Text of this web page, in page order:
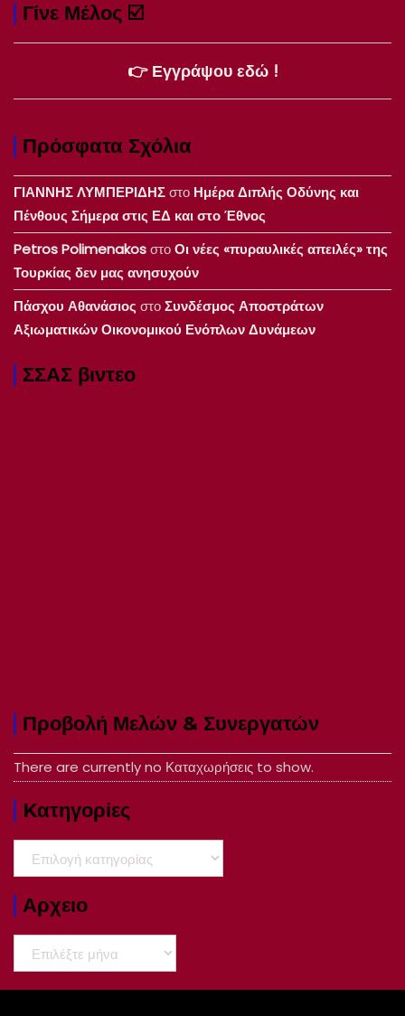
Γίνε Μέλος ☑️
👉 Εγγράψου εδώ !
Πρόσφατα Σχόλια
ΓΙΑΝΝΗΣ ΛΥΜΠΕΡΙΔΗΣστο Ημέρα Διπλής Οδύνης και
Πένθους Σήμερα στις ΕΔ και στο Έθνος
Petros PolimenakosστοΟι νέες «πυραυλικές απειλές» της
Τουρκίας δεν μας ανησυχούν
Πάσχου ΑθανάσιοςστοΣυνδέσμος Αποστράτων
Αξιωματικών Οικονομικού Ενόπλων Δυνάμεων
ΣΣΑΣ βιντεο
Προβολή Μελών & Συνεργατών
There are currently no Καταχωρήσεις to show.
Kατηγορίες
Kατηγορίες
Αρχειο
Αρχειο